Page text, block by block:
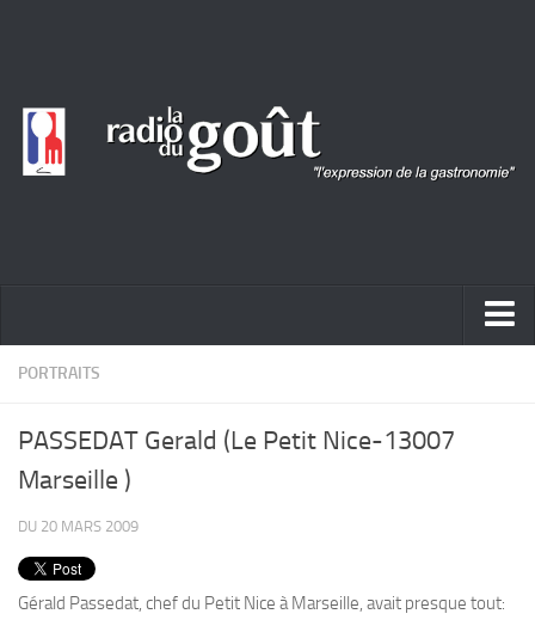
ACTUALITÉ
PORTRAITS
PASSEDAT Gerald (Le Petit Nice-13007
Marseille )
DU 20 MARS 2009
Gérald Passedat, chef du Petit Nice à Marseille, avait presque tout: